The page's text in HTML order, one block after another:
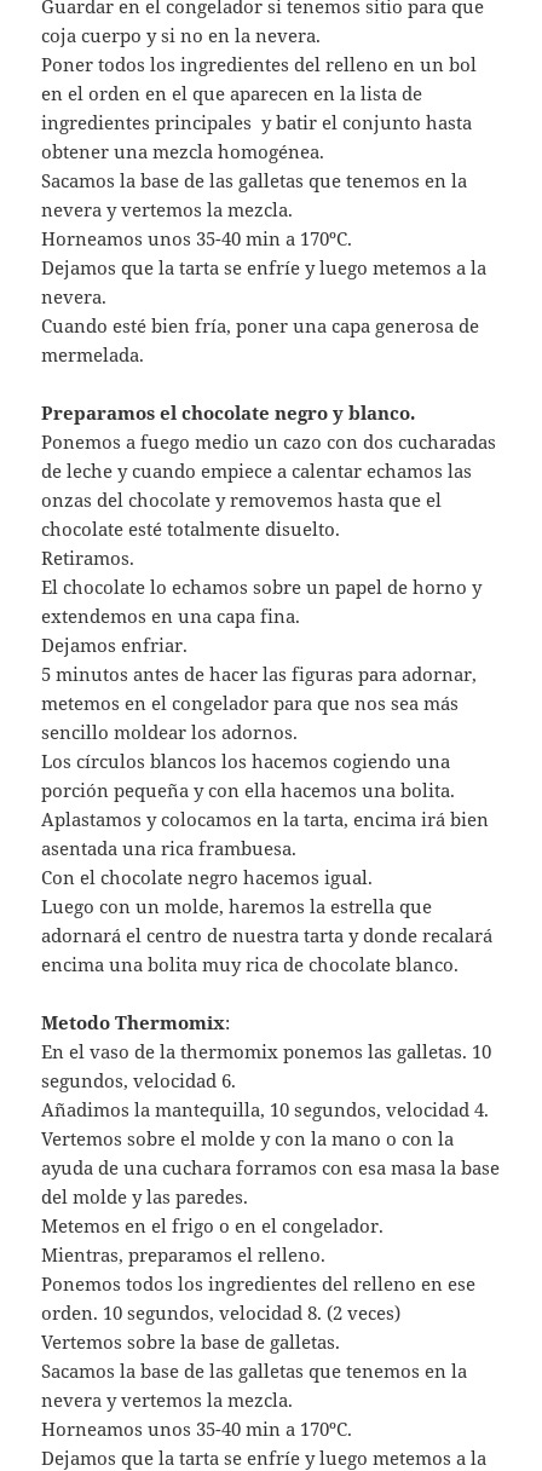
Guardar en el congelador si tenemos sitio para que
coja cuerpo y si no en la nevera.
Poner todos los ingredientes del relleno en un bol
en el orden en el que aparecen en la lista de
ingredientes principales y batir el conjunto hasta
obtener una mezcla homogénea.
Sacamos la base de las galletas que tenemos en la
nevera y vertemos la mezcla.
Horneamos unos 35-40 min a 170ºC.
Dejamos que la tarta se enfríe y luego metemos a la
nevera.
Cuando esté bien fría, poner una capa generosa de
mermelada.
Preparamos el chocolate negro y blanco.
Ponemos a fuego medio un cazo con dos cucharadas
de leche y cuando empiece a calentar echamos las
onzas del chocolate y removemos hasta que el
chocolate esté totalmente disuelto.
Retiramos.
El chocolate lo echamos sobre un papel de horno y
extendemos en una capa fina.
Dejamos enfriar.
5 minutos antes de hacer las figuras para adornar,
metemos en el congelador para que nos sea más
sencillo moldear los adornos.
Los círculos blancos los hacemos cogiendo una
porción pequeña y con ella hacemos una bolita.
Aplastamos y colocamos en la tarta, encima irá bien
asentada una rica frambuesa.
Con el chocolate negro hacemos igual.
Luego con un molde, haremos la estrella que
adornará el centro de nuestra tarta y donde recalará
encima una bolita muy rica de chocolate blanco.
Metodo Thermomix:
En el vaso de la thermomix ponemos las galletas. 10
segundos, velocidad 6.
Añadimos la mantequilla, 10 segundos, velocidad 4.
Vertemos sobre el molde y con la mano o con la
ayuda de una cuchara forramos con esa masa la base
del molde y las paredes.
Metemos en el frigo o en el congelador.
Mientras, preparamos el relleno.
Ponemos todos los ingredientes del relleno en ese
orden. 10 segundos, velocidad 8. (2 veces)
Vertemos sobre la base de galletas.
Sacamos la base de las galletas que tenemos en la
nevera y vertemos la mezcla.
Horneamos unos 35-40 min a 170ºC.
Dejamos que la tarta se enfríe y luego metemos a la